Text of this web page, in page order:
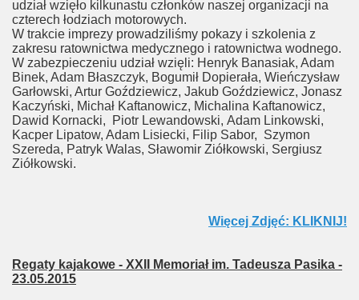
udział wzięło kilkunastu członków naszej organizacji na
czterech łodziach motorowych.
W trakcie imprezy prowadziliśmy pokazy i szkolenia z
zakresu ratownictwa medycznego i ratownictwa wodnego.
W zabezpieczeniu udział wzięli: Henryk Banasiak, Adam
Binek, Adam Błaszczyk, Bogumił Dopierała, Wieńczysław
Garłowski, Artur Goździewicz, Jakub Goździewicz, Jonasz
Kaczyński, Michał Kaftanowicz, Michalina Kaftanowicz,
Dawid Kornacki, Piotr Lewandowski, Adam Linkowski,
Kacper Lipatow, Adam Lisiecki, Filip Sabor, Szymon
Szereda, Patryk Walas, Sławomir Ziółkowski, Sergiusz
Ziółkowski.
Więcej Zdjęć: KLIKNIJ!
Regaty kajakowe - XXII Memoriał im. Tadeusza Pasika -
23.05.2015